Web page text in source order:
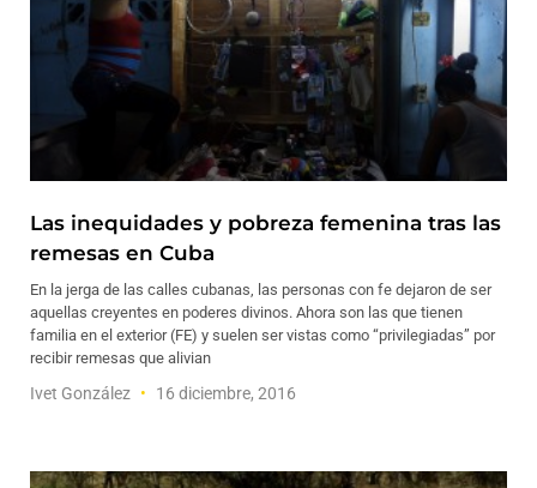
Las inequidades y pobreza femenina tras las
remesas en Cuba
En la jerga de las calles cubanas, las personas con fe dejaron de ser
aquellas creyentes en poderes divinos. Ahora son las que tienen
familia en el exterior (FE) y suelen ser vistas como “privilegiadas” por
recibir remesas que alivian
Ivet González 16 diciembre, 2016